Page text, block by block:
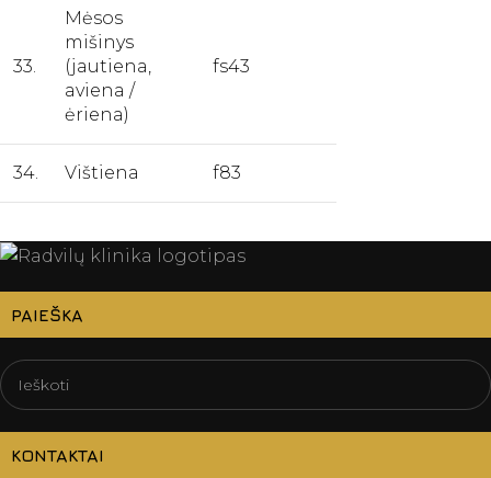
33.
Mėsos
mišinys
(jautiena,
aviena /
ėriena)
fs43
34. Vištiena f83
PAIEŠKA
KONTAKTAI